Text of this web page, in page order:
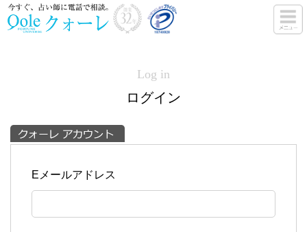
Log in
ログイン
Eメールアドレス